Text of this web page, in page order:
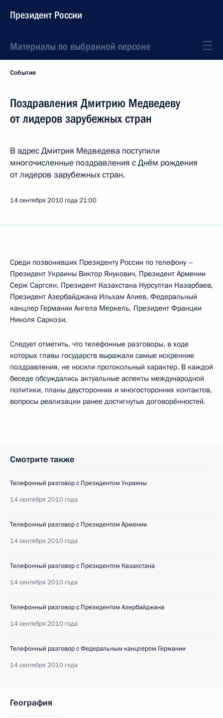
Президент России
Материалы по выбранной персоне
События
Поздравления Дмитрию Медведеву
от лидеров зарубежных стран
В адрес Дмитрия Медведева поступили
многочисленные поздравления с Днём рождения
от лидеров зарубежных стран.
14 сентября 2010 года21:00
Среди позвонивших Президенту России по телефону –
Президент Украины Виктор Янукович, Президент Армении
Серж Саргсян, Президент Казахстана Нурсултан Назарбаев,
Президент Азербайджана Ильхам Алиев, Федеральный
канцлер Германии Ангела Меркель, Президент Франции
Николя Саркози.
Следует отметить, что телефонные разговоры, в ходе
которых главы государств выражали самые искренние
поздравления, не носили протокольный характер. В каждой
беседе обсуждались актуальные аспекты международной
политики, планы двусторонних и многосторонних контактов,
вопросы реализации ранее достигнутых договорённостей.
Смотрите также
Телефонный разговор с Президентом Украины
14 сентября 2010 года
Телефонный разговор с Президентом Армении
14 сентября 2010 года
Телефонный разговор с Президентом Казахстана
14 сентября 2010 года
Телефонный разговор с Президентом Азербайджана
14 сентября 2010 года
Телефонный разговор с Федеральным канцлером Германии
14 сентября 2010 года
География